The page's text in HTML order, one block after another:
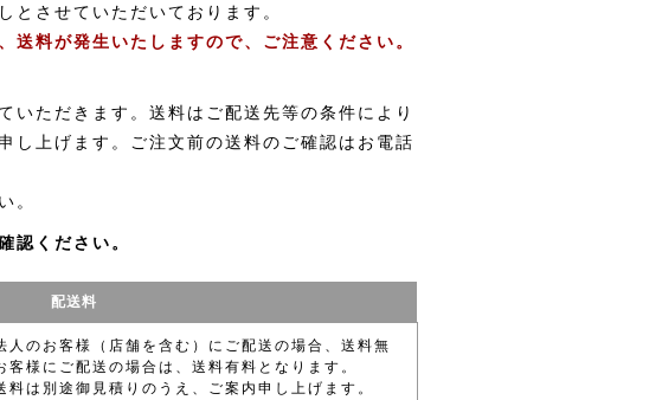
とさせていただいております。
料が発生いたしますので、ご注意ください。
いただきます。送料はご配送先等の条件により
し上げます。ご注文前の送料のご確認はお電話
。
認ください。
配送料
人のお客様（店舗を含む）にご配送の場合、送料無
様にご配送の場合は、送料有料となります。
は別途御見積りのうえ、ご案内申し上げます。